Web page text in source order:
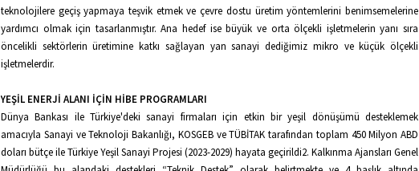
teknolojilere geçiş yapmaya teşvik etmek ve çevre dostu üretim yöntemlerini benimsemelerine
yardımcı olmak için tasarlanmıştır. Ana hedef ise büyük ve orta ölçekli işletmelerin yanı sıra
öncelikli sektörlerin üretimine katkı sağlayan yan sanayi dediğimiz mikro ve küçük ölçekli
işletmelerdir.
YEŞİL ENERJİ ALANI İÇİN HİBE PROGRAMLARI
Dünya Bankası ile Türkiye'deki sanayi firmaları için etkin bir yeşil dönüşümü desteklemek
amacıyla Sanayi ve Teknoloji Bakanlığı, KOSGEB ve TÜBİTAK tarafından toplam 450 Milyon ABD
doları bütçe ile Türkiye Yeşil Sanayi Projesi (2023-2029) hayata geçirildi2. Kalkınma Ajansları Genel